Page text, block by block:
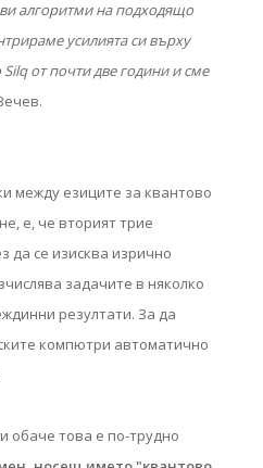
алгоритми на подходящо
усилията си върху
от почти две години и сме
между езиците за квантово
е, че вторият трие
да се изисква изрично
задачите в няколко
резултати. За да
компютри автоматично
обаче това е по-трудно